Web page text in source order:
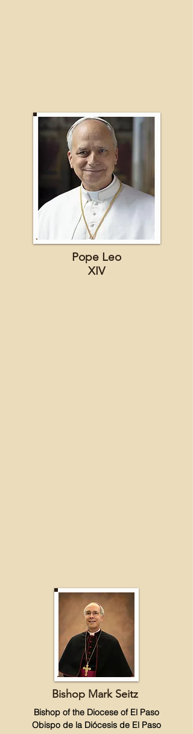
Pope Leo
XIV
Bishop Mark Seitz
Bishop of the Diocese of El Paso
Obispo de la Diócesis de El Paso